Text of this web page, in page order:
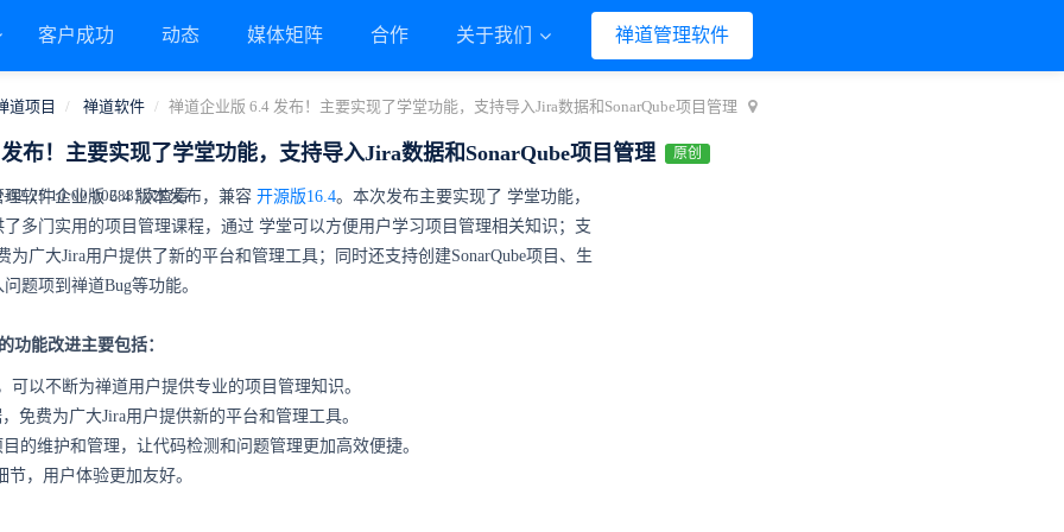
客户成功 动态 媒体矩阵 合作 关于我们 禅道管理软件
道项目 禅道软件 禅道企业版 6.4 发布！主要实现了学堂功能，支持导入Jira数据和SonarQube项目管理
布！主要实现了学堂功能，支持导入Jira数据和SonarQube项目管理 原创
02-25 10:00:002885次查看
软件企业版 6.4 版本发布，兼容 开源版16.4。本次发布主要实现了 学堂功能，
多门实用的项目管理课程，通过 学堂 可以方便用户学习项目管理相关知识；支
为广大Jira用户提供了新的平台和管理工具；同时还支持创建SonarQube项目、生
题项到禅道Bug等功能。
功能改进主要包括：
可以不断为禅道用户提供专业的项目管理知识。
免费为广大Jira用户提供新的平台和管理工具。
目的维护和管理，让代码检测和问题管理更加高效便捷。
节，用户体验更加友好。